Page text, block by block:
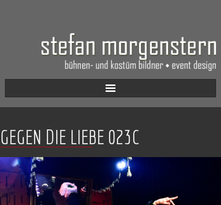
Aktuell
Werkverzeichnis
Biografie
Kontakt
GEGEN DIE LIEBE 023C